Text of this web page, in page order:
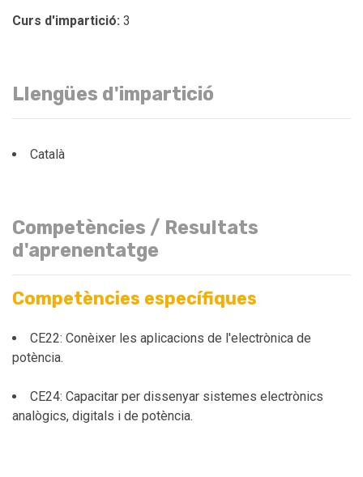
Curs d'impartició: 3
Llengües d'impartició
Català
Competències / Resultats
d'aprenentatge
Competències específiques
CE22: Conèixer les aplicacions de l'electrònica de
potència.
CE24: Capacitar per dissenyar sistemes electrònics
analògics, digitals i de potència.